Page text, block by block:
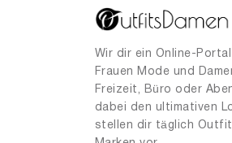
Wir dir ein Online-
Frauen Mode und
Freizeit, Büro oder
dabei den ultimativen
stellen dir täglich